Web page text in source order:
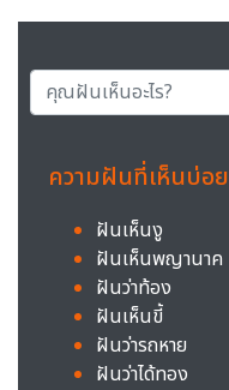
ความฝันที่เห็นบ่อย
ฝันเห็นงู
ฝันเห็นพญานาค
ฝันว่าท้อง
ฝันเห็นขี้
ฝันว่ารถหาย
ฝันว่าได้ทอง